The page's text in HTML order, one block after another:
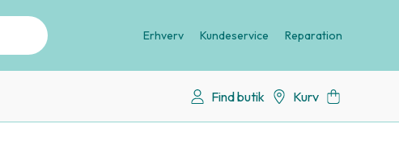
Erhverv Kundeservice Reparation
Find butik Kurv